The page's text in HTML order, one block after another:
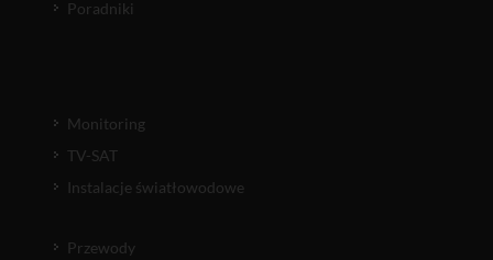
Poradniki
Monitoring
TV-SAT
Instalacje światłowodowe
Przewody